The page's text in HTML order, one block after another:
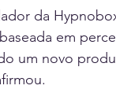
da
em
um novo